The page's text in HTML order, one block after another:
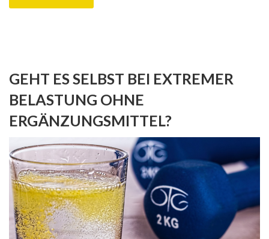
GEHT ES SELBST BEI EXTREMER
BELASTUNG OHNE
ERGÄNZUNGSMITTEL?